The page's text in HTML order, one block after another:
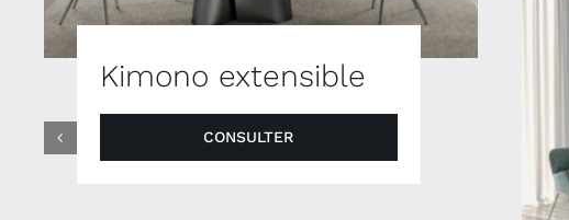
Kimono extensible
CONSULTER